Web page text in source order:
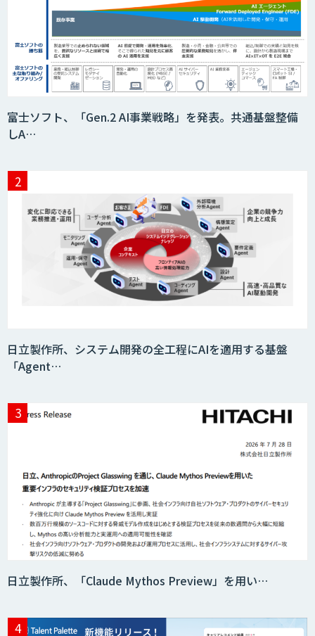
これからDXコア人材を育成していくなら
Dify研修
フルチャット」
『AI』AI・ChatGPTのビジネス活用を戦
略立案から開発・運用までご支援
SAIL
SAPI ロープレ
富士ソフト、「Gen.2 AI事業戦略」を発表。共通基盤整備
しA…
日立製作所、システム開発の全工程にAIを適用する基盤
「Agent…
日立製作所、「Claude Mythos Preview」を用い…